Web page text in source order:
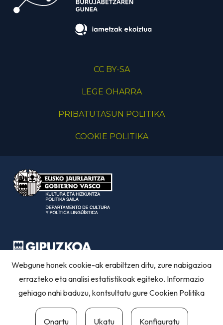
CC BY-SA
LEGE OHARRA
PRIBATUTASUN POLITIKA
COOKIE POLITIKA
Webgune honek cookie-ak erabiltzen ditu, zure nabigazioa
errazteko eta analisi estatistikoak egiteko. Informazio
gehiago nahi baduzu, kontsultatu gureCookien Politika
Onartu Ukatu Konfiguratu